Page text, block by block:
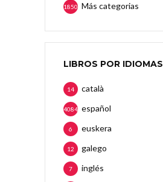
Más categorias
1850
LIBROS POR IDIOMAS
català
14
español
4084
euskera
6
galego
12
inglés
7